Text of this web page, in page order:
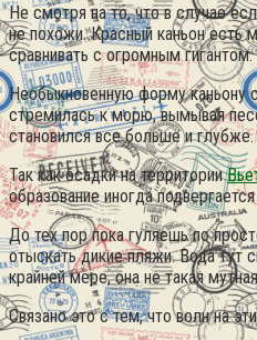
Не смотря на то, что в случае
не похожи. Красный каньон есть
сравнивать с огромным гигантом.
Необыкновенную форму каньону
стремилась к морю, вымывая
становился все больше и глубже.
Так как осадки на территории
образование иногда
До тех пор пока гуляешь по
отыскать дикие пляжи. Вода тут
крайней мере, она не такая
Связано это с тем, что волн на